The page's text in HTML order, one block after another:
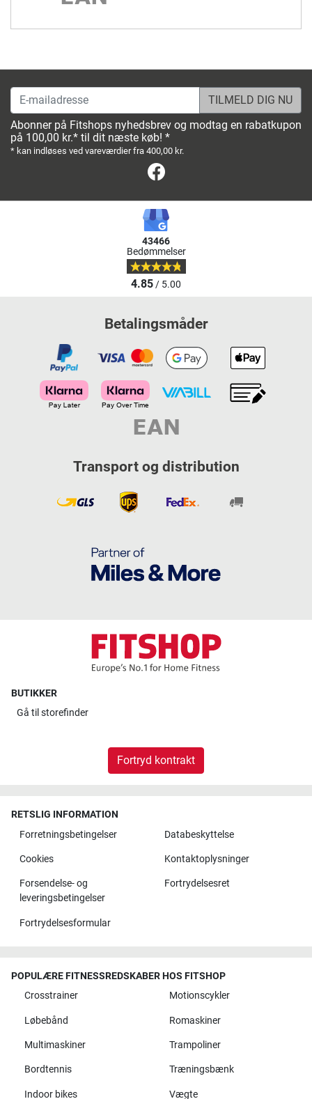
E-mailadresse
Abonner på Fitshops nyhedsbrev og modtag en rabatkupon
på 100,00 kr.* til dit næste køb! *
* kan indløses ved vareværdier fra 400,00 kr.
43466
Bedømmelser
4.85/ 5.00
Betalingsmåder
Transport og distribution
BUTIKKER
Gå til storefinder
Fortryd kontrakt
RETSLIG INFORMATION
Forretningsbetingelser
Databeskyttelse
Cookies Kontaktoplysninger
Forsendelse- og
leveringsbetingelser
Fortrydelsesret
Fortrydelsesformular
POPULÆRE FITNESSREDSKABER HOS FITSHOP
Crosstrainer
Motionscykler
Løbebånd Romaskiner
Multimaskiner Trampoliner
Bordtennis Træningsbænk
Indoor bikes Vægte